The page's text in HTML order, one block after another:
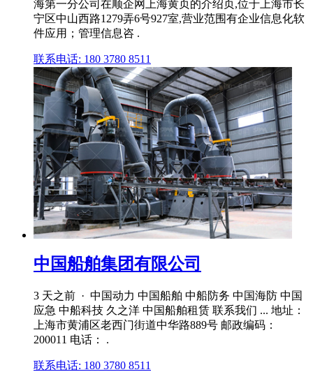
海第一分公司在顺企网上海黄页的介绍页,位于上海市长
宁区中山西路1279弄6号927室,营业范围有企业信息化软
件应用；管理信息咨 .
联系电话: 180 3780 8511
中国船舶集团有限公司
3 天之前 · 中国动力 中国船舶 中船防务 中国海防 中国
应急 中船科技 久之洋 中国船舶租赁 联系我们 ... 地址：
上海市黄浦区老西门街道中华路889号 邮政编码：
200011 电话： .
联系电话: 180 3780 8511